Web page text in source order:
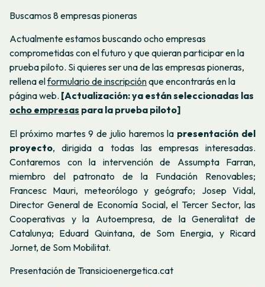
Buscamos 8 empresas pioneras
Actualmente estamos buscando ocho empresas
comprometidas con el futuro y que quieran participar en la
prueba piloto. Si quieres ser una de las empresas pioneras,
rellena elformulario de inscripciónque encontrarás en la
página web. [Actualización: ya están seleccionadas las
ocho empresas para la prueba piloto]
El próximo martes 9 de julio haremos la presentación del
proyecto, dirigida a todas las empresas interesadas.
Contaremos con la intervención de Assumpta Farran,
miembro del patronato de la Fundación Renovables;
Francesc Mauri, meteorólogo y geógrafo; Josep Vidal,
Director General de Economía Social, el Tercer Sector, las
Cooperativas y la Autoempresa, de la Generalitat de
Catalunya; Eduard Quintana, de Som Energia, y Ricard
Jornet, de Som Mobilitat.
Presentación de Transicioenergetica.cat